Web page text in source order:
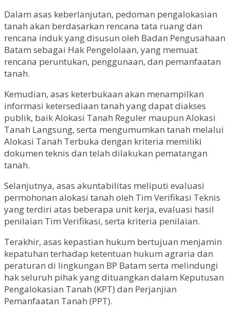
Dalam asas keberlanjutan, pedoman pengalokasian
tanah akan berdasarkan rencana tata ruang dan
rencana induk yang disusun oleh Badan Pengusahaan
Batam sebagai Hak Pengelolaan, yang memuat
rencana peruntukan, penggunaan, dan pemanfaatan
tanah.
Kemudian, asas keterbukaan akan menampilkan
informasi ketersediaan tanah yang dapat diakses
publik, baik Alokasi Tanah Reguler maupun Alokasi
Tanah Langsung, serta mengumumkan tanah melalui
Alokasi Tanah Terbuka dengan kriteria memiliki
dokumen teknis dan telah dilakukan pematangan
tanah.
Selanjutnya, asas akuntabilitas meliputi evaluasi
permohonan alokasi tanah oleh Tim Verifikasi Teknis
yang terdiri atas beberapa unit kerja, evaluasi hasil
penilaian Tim Verifikasi, serta kriteria penilaian.
Terakhir, asas kepastian hukum bertujuan menjamin
kepatuhan terhadap ketentuan hukum agraria dan
peraturan di lingkungan BP Batam serta melindungi
hak seluruh pihak yang dituangkan dalam Keputusan
Pengalokasian Tanah (KPT) dan Perjanjian
Pemanfaatan Tanah (PPT).